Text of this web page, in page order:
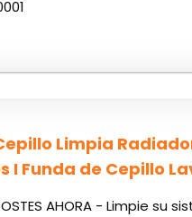
Limpia
I Funda de Cepillo
AHORA - Limpie